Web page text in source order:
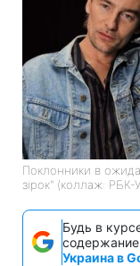
Поклонники в
зірок" (коллаж: РБК-
Будь в
содержание
Украина в